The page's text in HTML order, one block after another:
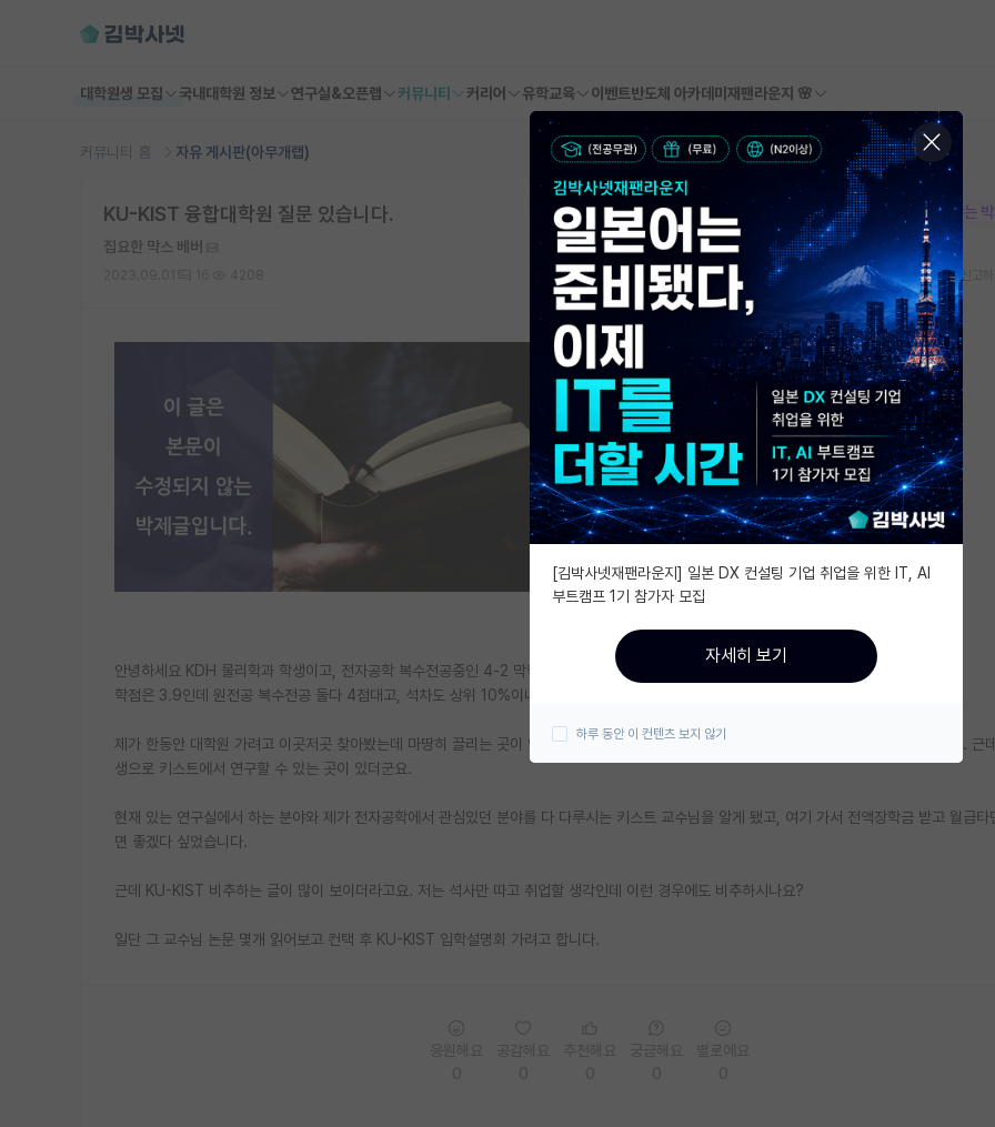
대학원생 모집 국내대학원 정보 연구실&오픈랩 커뮤니티 커리어 유학교육 이벤트반도체 아카데미 재팬라운지 🌸
커뮤니티 홈 자유 게시판(아무개랩)
본문이 수정되지 않는
KU-KIST 융합대학원 질문 있습니다.
집요한 막스 베버
스크랩 신고하
안녕하세요 KDH 물리학과 학생이고, 전자공학 복수전공중인 4-2 막학기 학생입니다.
학점은 3.9인데 원전공 복수전공 둘다 4점대고, 석차도 상위 10%이내입니다.
제가 한동안 대학원 가려고 이곳저곳 찾아봤는데 마땅히 끌리는 곳이 없었어서 그냥 자대 학부연구생 하고 있는 연구실에 진학하려고 했습니다. 근
생으로 키스트에서 연구할 수 있는 곳이 있더군요.
현재 있는 연구실에서 하는 분야와 제가 전자공학에서 관심있던 분야를 다 다루시는 키스트 교수님을 알게 됐고, 여기 가서 전액장학금 받고 월급타
면 좋겠다 싶었습니다.
근데 KU-KIST 비추하는 글이 많이 보이더라고요. 저는 석사만 따고 취업할 생각인데 이런 경우에도 비추하시나요?
일단 그 교수님 논문 몇개 읽어보고 컨택 후 KU-KIST 입학설명회 가려고 합니다.
[김박사넷재팬라운지] 일본 DX 컨설팅 기업 취업을 위한 IT, AI
부트캠프 1기 참가자 모집
자세히 보기
하루 동안 이 컨텐츠 보지 않기